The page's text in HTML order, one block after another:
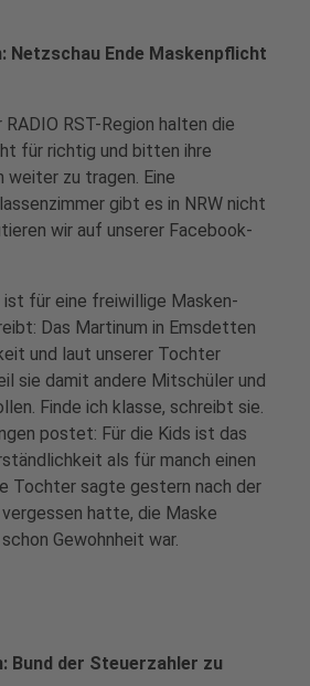
Netzschau Ende Maskenpflicht
RST-Region halten die
für richtig und bitten ihre
weiter zu tragen. Eine
gibt es in NRW nicht
wir auf unserer Facebook-
für eine freiwillige Masken-
Das Martinum in Emsdetten
und laut unserer Tochter
sie damit andere Mitschüler und
Finde ich klasse, schreibt sie.
postet: Für die Kids ist das
als für manch einen
Tochter sagte gestern nach der
hatte, die Maske
Gewohnheit war.
Bund der Steuerzahler zu